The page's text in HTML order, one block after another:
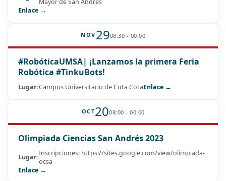
Enlace →
NOV 2908:30 - 00:00
#RobóticaUMSA| ¡Lanzamos la primera Feria
Robótica #TinkuBots!
Lugar:Campus Universitario de Cota CotaEnlace →
OCT2008:00 - 00:00
Olimpiada Ciencias San Andrés 2023
Lugar:Inscripciones: https://sites.google.com/view/olimpiada-
ocsa
Enlace →